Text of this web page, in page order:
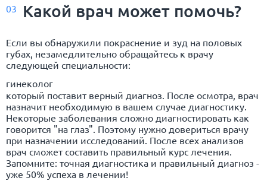
03 Какой врач может помочь?
Если вы обнаружили покраснение и зуд на половых
губах, незамедлительно обращайтесь к врачу
следующей специальности:
гинеколог
который поставит верный диагноз. После осмотра, врач
назначит необходимую в вашем случае диагностику.
Некоторые заболевания сложно диагностировать как
говорится "на глаз". Поэтому нужно довериться врачу
при назначении исследований. После всех анализов
врач сможет составить правильный курс лечения.
Запомните: точная диагностика и правильный диагноз -
уже 50% успеха в лечении!